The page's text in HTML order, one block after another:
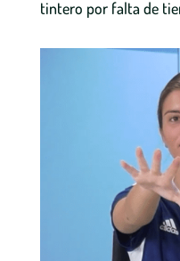
tintero por falta de